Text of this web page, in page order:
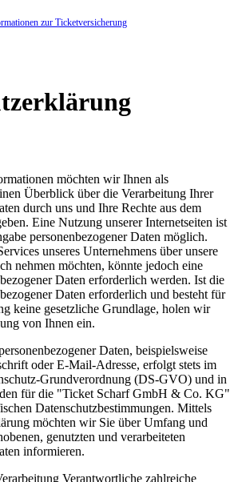
zur Ticketversicherung
möchten wir Ihnen als
Überblick über die Verarbeitung Ihrer
durch uns und Ihre Rechte aus dem
Eine Nutzung unserer Internetseiten ist
personenbezogener Daten möglich.
unseres Unternehmens über unsere
nehmen möchten, könnte jedoch eine
Daten erforderlich werden. Ist die
Daten erforderlich und besteht für
keine gesetzliche Grundlage, holen wir
von Ihnen ein.
Daten, beispielsweise
oder E-Mail-Adresse, erfolgt stets im
Grundverordnung (DS-GVO) und in
für die "Ticket Scharf GmbH & Co. KG"
Datenschutzbestimmungen. Mittels
möchten wir Sie über Umfang und
genutzten und verarbeiteten
informieren.
Verantwortliche zahlreiche